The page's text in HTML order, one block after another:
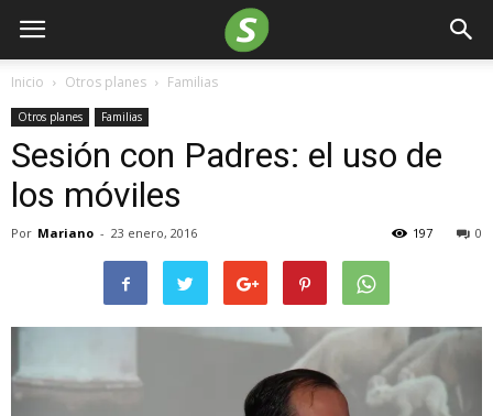
Inicio Otros planes Familias
Otros planes Familias
Sesión con Padres: el uso de
los móviles
Por Mariano - 23 enero, 2016 0
197